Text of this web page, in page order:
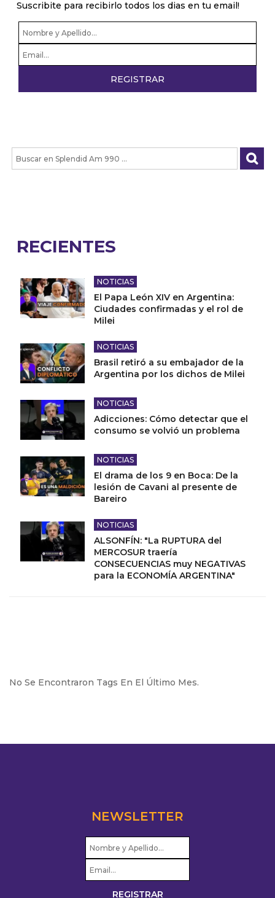
Suscribite para recibirlo todos los dias en tu email!
RECIENTES
NOTICIAS
El Papa León XIV en Argentina:
Ciudades confirmadas y el rol de
Milei
NOTICIAS
Brasil retiró a su embajador de la
Argentina por los dichos de Milei
NOTICIAS
Adicciones: Cómo detectar que el
consumo se volvió un problema
NOTICIAS
El drama de los 9 en Boca: De la
lesión de Cavani al presente de
Bareiro
NOTICIAS
ALSONFÍN: "La RUPTURA del
MERCOSUR traería
CONSECUENCIAS muy NEGATIVAS
para la ECONOMÍA ARGENTINA"
No Se Encontraron Tags En El Último Mes.
NEWSLETTER